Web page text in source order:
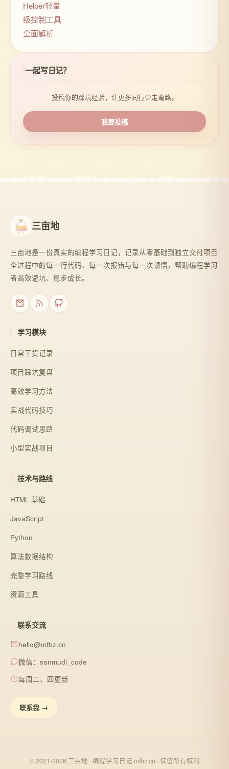
一起写日记？
投稿你的踩坑经验，让更多同行少走弯路。
我要投稿
三亩地
三亩地是一份真实的编程学习日记，记录从零基础到独立交付项目
全过程中的每一行代码、每一次报错与每一次顿悟，帮助编程学习
者高效避坑、稳步成长。
学习模块
日常干货记录
项目踩坑复盘
高效学习方法
实战代码技巧
代码调试思路
小型实战项目
技术与路线
HTML 基础
JavaScript
Python
算法数据结构
完整学习路线
资源工具
联系交流
hello@mfbz.cn
微信：sanmudi_code
每周二、四更新
联系我 →
© 2021-2026 三亩地 · 编程学习日记 mfbz.cn · 保留所有权利